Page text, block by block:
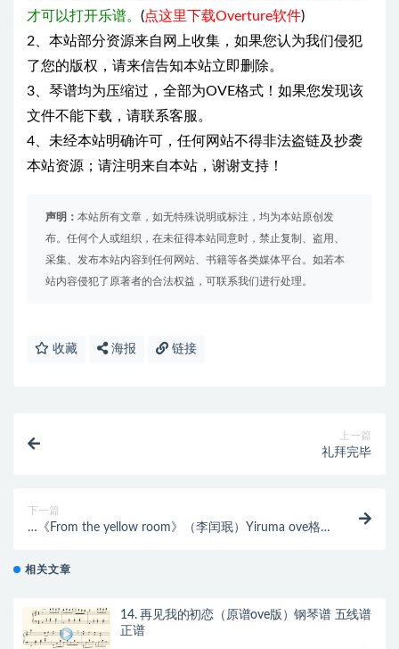
才可以打开乐谱。 (点这里下载Overture软件)
2、本站部分资源来自网上收集，如果您认为我们侵犯
了您的版权，请来信告知本站立即删除。
3、琴谱均为压缩过，全部为OVE格式！如果您发现该
文件不能下载，请联系客服。
4、未经本站明确许可，任何网站不得非法盗链及抄袭
本站资源；请注明来自本站，谢谢支持！
声明： 本站所有文章，如无特殊说明或标注，均为本站原创发
布。任何个人或组织，在未征得本站同意时，禁止复制、盗用、
采集、发布本站内容到任何网站、书籍等各类媒体平台。如若本
站内容侵犯了原著者的合法权益，可联系我们进行处理。
收藏 海报 链接
上一篇
礼拜完毕
下一篇
…《From the yellow room》（李闰珉）Yiruma ove格
相关文章
14. 再见我的初恋（原谱ove版）钢琴谱 五线谱
正谱